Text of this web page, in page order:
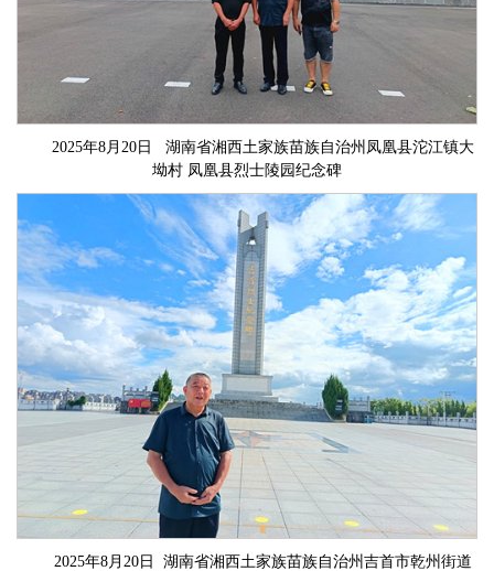
2025年8月20日 湖南省湘西土家族苗族自治州凤凰县沱江镇大
坳村 凤凰县烈士陵园纪念碑
2025年8月20日 湖南省湘西土家族苗族自治州吉首市乾州街道